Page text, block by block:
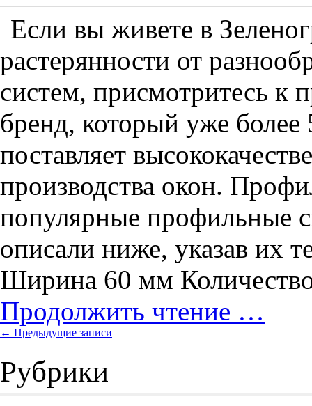
Если вы живете в
растерянности от
систем, присмотритесь к
бренд, который уже
поставляет
производства окон.
популярные профильные
описали ниже, указав их
Ширина 60 мм
Продолжить чтение …
← Предыдущие записи
Рубрики